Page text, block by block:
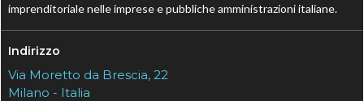
imprenditoriale nelle imprese e pubbliche amministrazioni italiane.
Indirizzo
Via Moretto da Brescia, 22
Milano - Italia